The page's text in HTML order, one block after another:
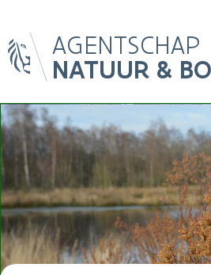
en
naar
gaan
AGENTSCHAP
NATUUR &